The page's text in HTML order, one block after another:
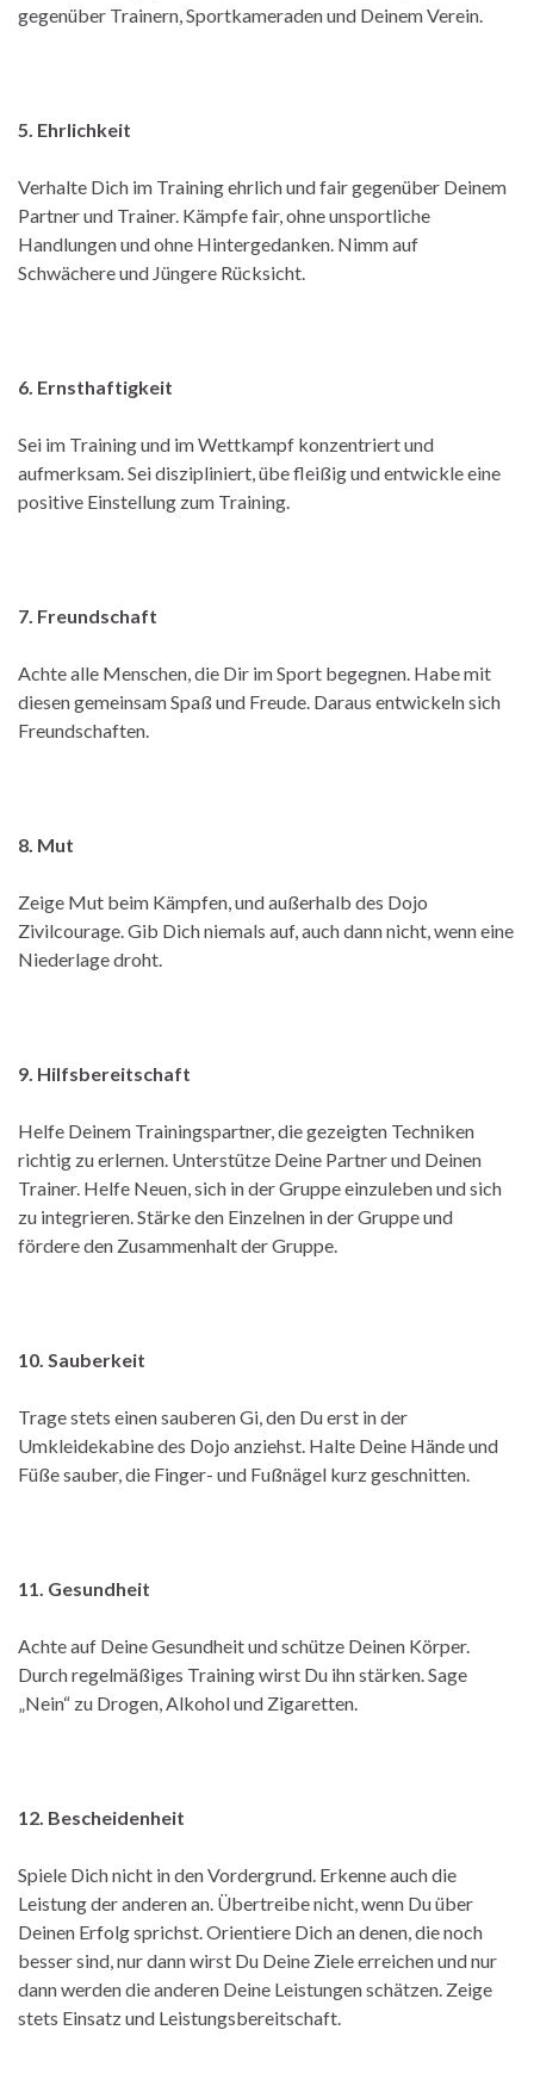
gegenüber Trainern, Sportkameraden und Deinem Verein.
5. Ehrlichkeit
Verhalte Dich im Training ehrlich und fair gegenüber Deinem
Partner und Trainer. Kämpfe fair, ohne unsportliche
Handlungen und ohne Hintergedanken. Nimm auf
Schwächere und Jüngere Rücksicht.
6. Ernsthaftigkeit
Sei im Training und im Wettkampf konzentriert und
aufmerksam. Sei diszipliniert, übe fleißig und entwickle eine
positive Einstellung zum Training.
7. Freundschaft
Achte alle Menschen, die Dir im Sport begegnen. Habe mit
diesen gemeinsam Spaß und Freude. Daraus entwickeln sich
Freundschaften.
8. Mut
Zeige Mut beim Kämpfen, und außerhalb des Dojo
Zivilcourage. Gib Dich niemals auf, auch dann nicht, wenn eine
Niederlage droht.
9. Hilfsbereitschaft
Helfe Deinem Trainingspartner, die gezeigten Techniken
richtig zu erlernen. Unterstütze Deine Partner und Deinen
Trainer. Helfe Neuen, sich in der Gruppe einzuleben und sich
zu integrieren. Stärke den Einzelnen in der Gruppe und
fördere den Zusammenhalt der Gruppe.
10. Sauberkeit
Trage stets einen sauberen Gi, den Du erst in der
Umkleidekabine des Dojo anziehst. Halte Deine Hände und
Füße sauber, die Finger- und Fußnägel kurz geschnitten.
11. Gesundheit
Achte auf Deine Gesundheit und schütze Deinen Körper.
Durch regelmäßiges Training wirst Du ihn stärken. Sage
„Nein“ zu Drogen, Alkohol und Zigaretten.
12. Bescheidenheit
Spiele Dich nicht in den Vordergrund. Erkenne auch die
Leistung der anderen an. Übertreibe nicht, wenn Du über
Deinen Erfolg sprichst. Orientiere Dich an denen, die noch
besser sind, nur dann wirst Du Deine Ziele erreichen und nur
dann werden die anderen Deine Leistungen schätzen. Zeige
stets Einsatz und Leistungsbereitschaft.